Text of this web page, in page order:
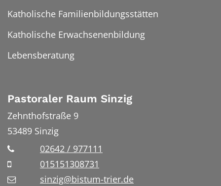
Katholische Familienbildungsstätten
Katholische Erwachsenenbildung
Lebensberatung
Pastoraler Raum Sinzig
Zehnthofstraße 9
53489 Sinzig
02642 / 977111
015151308731
sinzig@bistum-trier.de